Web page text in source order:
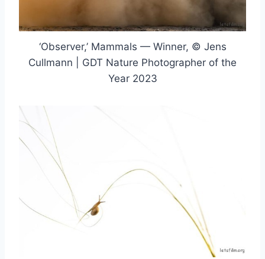
‘Observer,’ Mammals — Winner, © Jens
Cullmann | GDT Nature Photographer of the
Year 2023